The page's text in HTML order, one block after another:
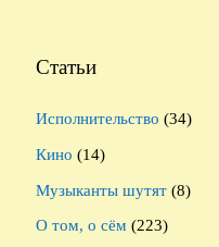
Статьи
Исполнительство (34)
Кино (14)
Музыканты шутят (8)
О том, о сём (223)